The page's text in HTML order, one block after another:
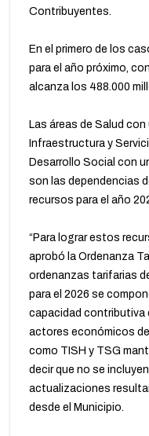
Contribuyentes.
En el primero de los
para el año próximo,
alcanza los 488.000
Las áreas de Salud
Infraestructura y
Desarrollo Social con
son las dependencias
recursos para el año
“Para lograr estos
aprobó la Ordenanza
ordenanzas tarifarias
para el 2026 se
capacidad
actores económicos
como TISH y TSG
decir que no se
actualizaciones
desde el Municipio.